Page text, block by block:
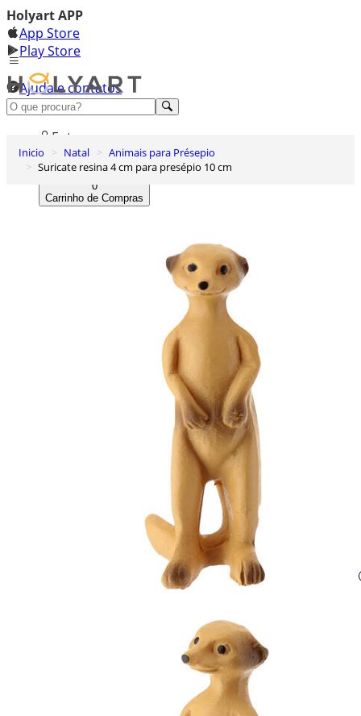
Holyart APP
App Store
Play Store
Ajuda e contatos
Conheça premium
Entrar
Lista de Desejos
0
Carrinho de Compras
Inicio Natal
Animais para Présepio
Suricate resina 4 cm para presépio 10 cm